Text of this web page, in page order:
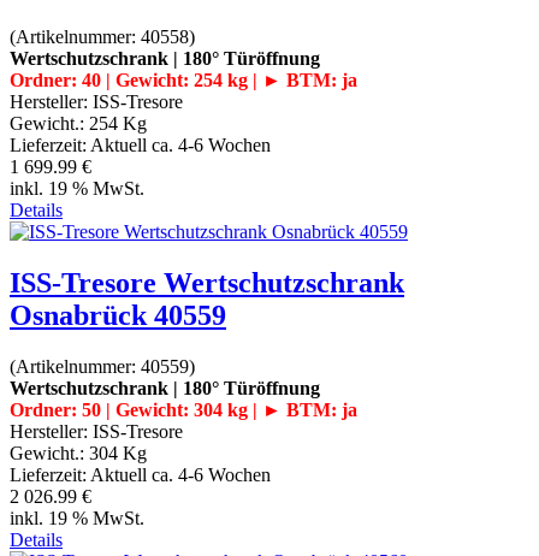
(Artikelnummer: 40558)
Wertschutzschrank | 180° Türöffnung
Ordner: 40 | Gewicht: 254 kg | ► BTM: ja
Hersteller: ISS-Tresore
Gewicht.: 254 Kg
Lieferzeit: Aktuell ca. 4-6 Wochen
1 699.99 €
inkl. 19 % MwSt.
Details
ISS-Tresore Wertschutzschrank
Osnabrück 40559
(Artikelnummer: 40559)
Wertschutzschrank | 180° Türöffnung
Ordner: 50 | Gewicht: 304 kg | ► BTM: ja
Hersteller: ISS-Tresore
Gewicht.: 304 Kg
Lieferzeit: Aktuell ca. 4-6 Wochen
2 026.99 €
inkl. 19 % MwSt.
Details